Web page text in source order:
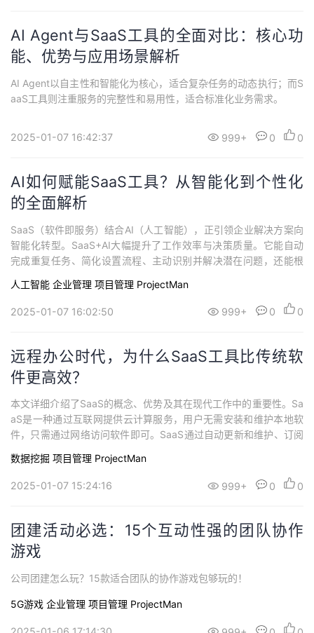
AI Agent与SaaS工具的全面对比：核心功
能、优势与应用场景解析
AI Agent以自主性和智能化为核心，适合复杂任务的动态执行；而S
aaS工具则注重服务的完整性和易用性，适合标准化业务需求。
2025-01-07 16:42:37 999+ 0 0
AI如何赋能SaaS工具？从智能化到个性化
的全面解析
SaaS（软件即服务）结合AI（人工智能），正引领企业解决方案向
智能化转型。SaaS+AI大幅提升了工作效率与决策质量。它能自动
完成重复任务、简化设置流程、主动识别并解决潜在问题，还能根
人工智能 企业管理 项目管理 ProjectMan
2025-01-07 16:02:50 999+ 0 0
远程办公时代，为什么SaaS工具比传统软
件更高效？
本文详细介绍了SaaS的概念、优势及其在现代工作中的重要性。Sa
aS是一种通过互联网提供云计算服务，用户无需安装和维护本地软
件，只需通过网络访问软件即可。SaaS通过自动更新和维护、订阅
数据挖掘 项目管理 ProjectMan
2025-01-07 15:24:16 999+ 0 0
团建活动必选：15个互动性强的团队协作
游戏
公司团建怎么玩？15款适合团队的协作游戏包够玩的！
5G游戏 企业管理 项目管理 ProjectMan